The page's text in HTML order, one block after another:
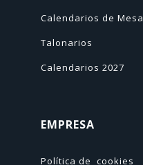
Calendarios de Mesa
Talonarios
Calendarios 2027
EMPRESA
Política de cookies